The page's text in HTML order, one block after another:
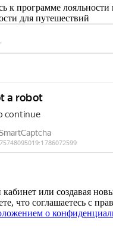
к программе лояльности
для путешествий
Войти
или создавая
что соглашаетесь с
о